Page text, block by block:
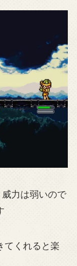
威力は弱いので
てくれると楽